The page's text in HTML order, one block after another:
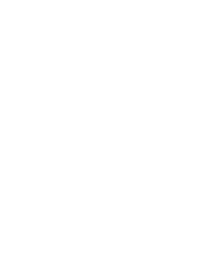
TOUT MARY